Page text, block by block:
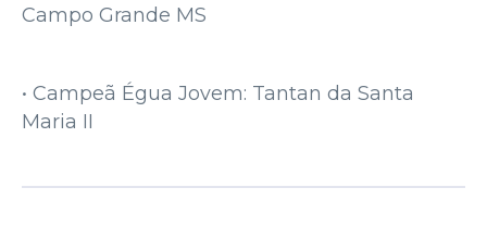
Campo Grande MS
• Campeã Égua Jovem: Tantan da Santa
Maria II